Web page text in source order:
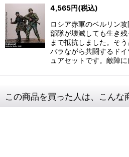
4,565円(税込)
ロシア赤軍のベルリン
部隊が壊滅しても生き
まで抵抗しました。そ
バラながら共闘するド
ュアセットです。敵陣
この商品を買った人は、こんな